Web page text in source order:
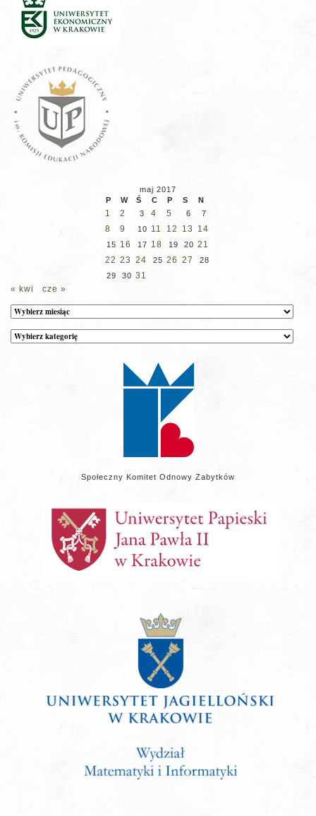
maj 2017
P
W Ś C P S N
1 2 3 4 5 6 7
8 9 10 11 12 13 14
15 16 17 18 19 20 21
22 23 24 25 26 27
28
29
30 31
« kwi
cze »
Archiwum
Kategorie
wpisów
Społeczny Komitet Odnowy Zabytków